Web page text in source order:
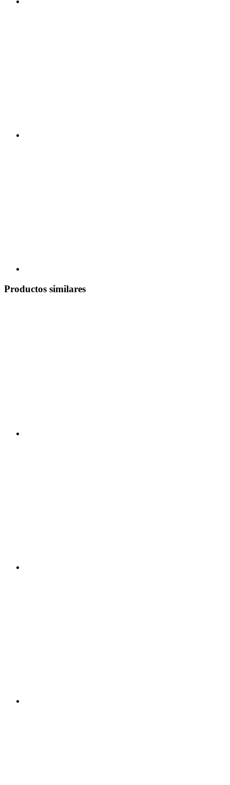
Productos similares